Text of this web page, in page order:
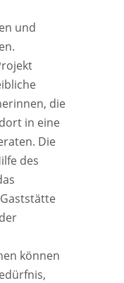
und
die
in eine
Die
des
können